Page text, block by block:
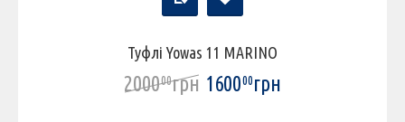
Туфлі Yowas 11 MARINO
200000грн 160000грн